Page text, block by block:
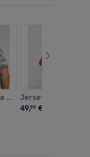
Corta Beige - Sulimi
Jersey Rosa -
49,95 €